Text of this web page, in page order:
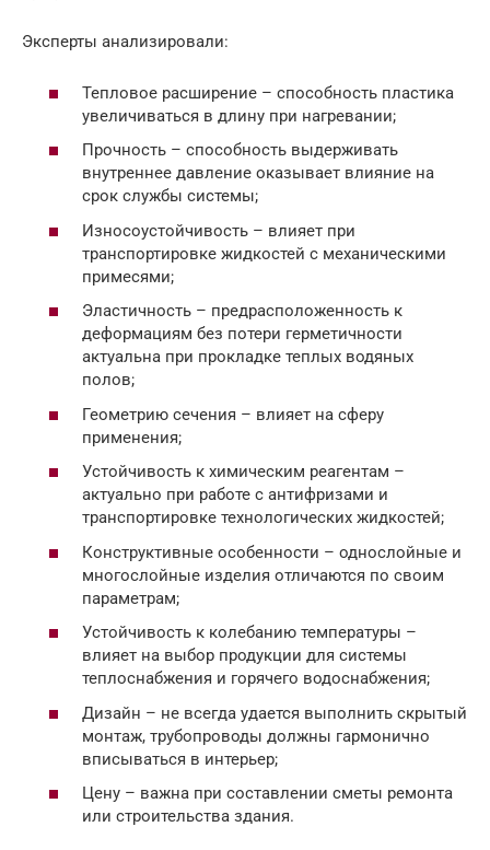
Эксперты анализировали:
Тепловое расширение – способность пластика
увеличиваться в длину при нагревании;
Прочность – способность выдерживать
внутреннее давление оказывает влияние на
срок службы системы;
Износоустойчивость – влияет при
транспортировке жидкостей с механическими
примесями;
Эластичность – предрасположенность к
деформациям без потери герметичности
актуальна при прокладке теплых водяных
полов;
Геометрию сечения – влияет на сферу
применения;
Устойчивость к химическим реагентам –
актуально при работе с антифризами и
транспортировке технологических жидкостей;
Конструктивные особенности – однослойные и
многослойные изделия отличаются по своим
параметрам;
Устойчивость к колебанию температуры –
влияет на выбор продукции для системы
теплоснабжения и горячего водоснабжения;
Дизайн – не всегда удается выполнить скрытый
монтаж, трубопроводы должны гармонично
вписываться в интерьер;
Цену – важна при составлении сметы ремонта
или строительства здания.